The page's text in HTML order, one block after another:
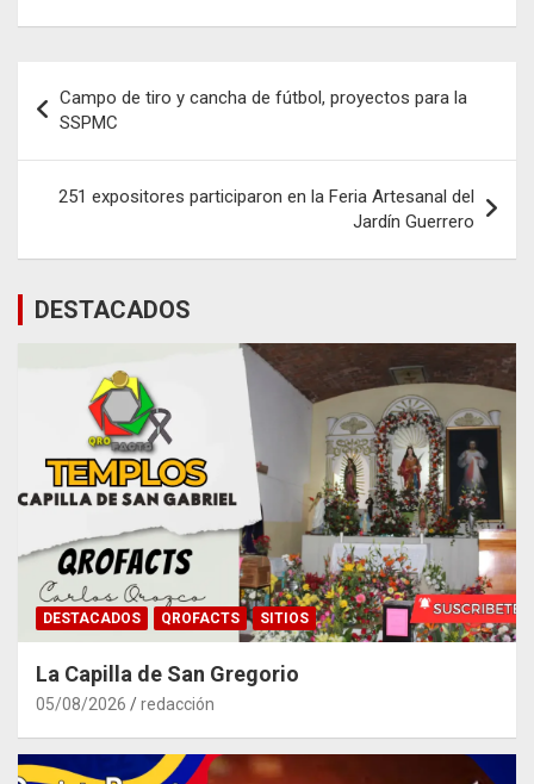
de
entradas
Campo de tiro y cancha de fútbol, proyectos para la
SSPMC
251 expositores participaron en la Feria Artesanal del
Jardín Guerrero
DESTACADOS
DESTACADOS QROFACTS SITIOS
La Capilla de San Gregorio
05/08/2026 redacción